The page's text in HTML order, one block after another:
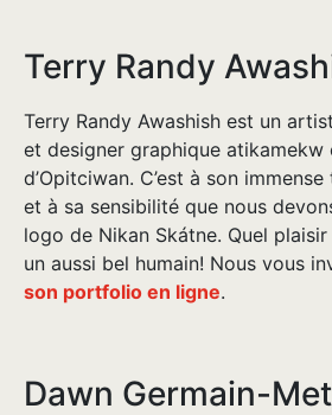
Terry Randy
Terry Randy Awashish est un
et designer graphique atikamekw
d’Opitciwan. C’est à son
et à sa sensibilité que nous
logo de Nikan Skátne. Quel
un aussi bel humain! Nous vous
son portfolio en ligne.
Dawn Germain-